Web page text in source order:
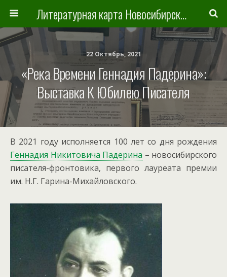
Литературная карта Новосибирска и Новосибирской области
22 Октябрь, 2021
«Река Времени Геннадия Падерина»:
Выставка К Юбилею Писателя
В 2021 году исполняется 100 лет со дня рождения
Геннадия Никитовича Падерина – новосибирского
писателя-фронтовика, первого лауреата премии
им. Н.Г. Гарина-Михайловского.